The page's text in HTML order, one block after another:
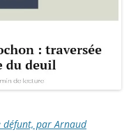
par Arnaud